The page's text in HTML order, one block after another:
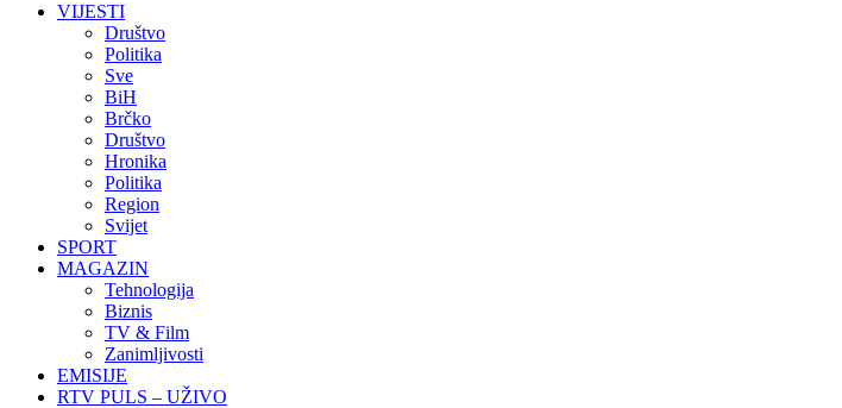
VIJESTI
Društvo
Politika
Sve
BiH
Brčko
Društvo
Hronika
Politika
Region
Svijet
SPORT
MAGAZIN
Tehnologija
Biznis
TV & Film
Zanimljivosti
EMISIJE
RTV PULS – UŽIVO